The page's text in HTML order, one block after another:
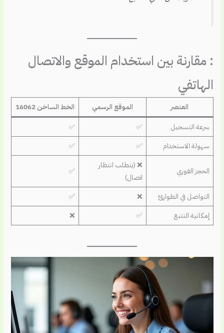
: مقارنة بين استخدام الموقع والاتصال
الهاتفي
العنصر الموقع الرسمي
الخط الساخن 16062
سرعة التسجيل
✅
✅
سهولة الاستخدام
✅
✅
الحجز الفوري
❌ (يتطلب انتظار
اتصال)
✅
التواصل في الطوارئ ❌
✅
إمكانية التتبع
✅
❌